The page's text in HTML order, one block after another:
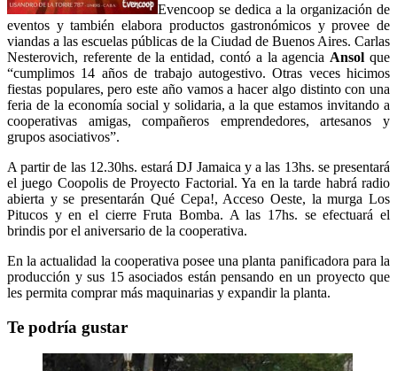
Evencoop se dedica a la organización de
eventos y también elabora productos gastronómicos y provee de
viandas a las escuelas públicas de la Ciudad de Buenos Aires. Carlas
Nesterovich, referente de la entidad, contó a la agencia Ansolque
“cumplimos 14 años de trabajo autogestivo. Otras veces hicimos
fiestas populares, pero este año vamos a hacer algo distinto con una
feria de la economía social y solidaria, a la que estamos invitando a
cooperativas amigas, compañeros emprendedores, artesanos y
grupos asociativos”.
A partir de las 12.30hs. estará DJ Jamaica y a las 13hs. se presentará
el juego Coopolis de Proyecto Factorial. Ya en la tarde habrá radio
abierta y se presentarán Qué Cepa!, Acceso Oeste, la murga Los
Pitucos y en el cierre Fruta Bomba. A las 17hs. se efectuará el
brindis por el aniversario de la cooperativa.
En la actualidad la cooperativa posee una planta panificadora para la
producción y sus 15 asociados están pensando en un proyecto que
les permita comprar más maquinarias y expandir la planta.
Te podría gustar